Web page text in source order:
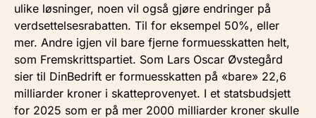
ulike løsninger, noen vil også gjøre endringer på
verdsettelsesrabatten. Til for eksempel 50%, eller
mer. Andre igjen vil bare fjerne formuesskatten helt,
som Fremskrittspartiet. Som Lars Oscar Øvstegård
sier til DinBedrift er formuesskatten på «bare» 22,6
milliarder kroner i skatteprovenyet. I et statsbudsjett
for 2025 som er på mer 2000 milliarder kroner skulle